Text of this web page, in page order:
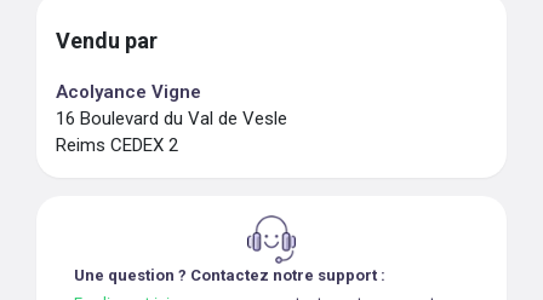
Vendu par
Acolyance Vigne
16 Boulevard du Val de Vesle
Reims CEDEX 2
Une question ? Contactez notre support :